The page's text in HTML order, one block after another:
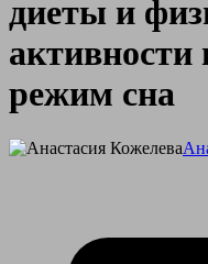
диеты и
режим сна